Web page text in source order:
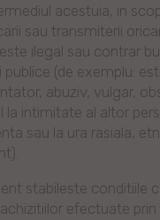
acestuia, in
sau transmiterii
ilegal sau contrar
publice (de exemplu:
abuziv, vulgar,
intimitate al altor
sau la ura rasiala,
stabileste conditiile
efectuate prin